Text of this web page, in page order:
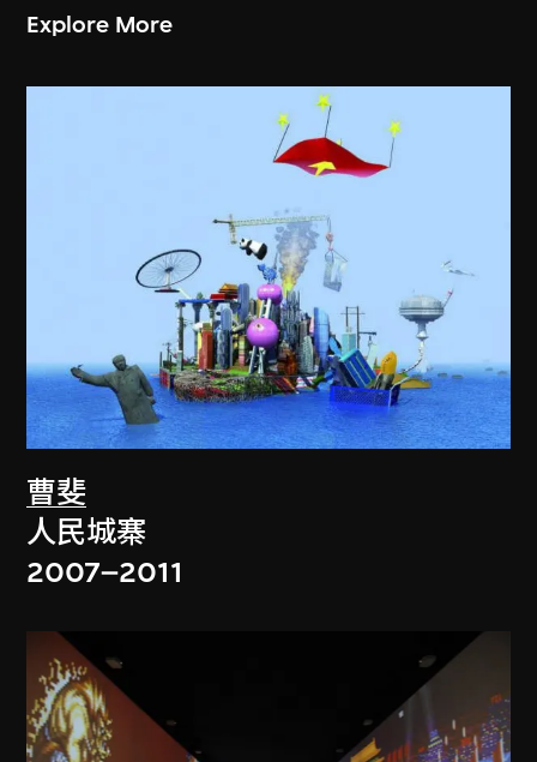
Explore More
曹斐
人民城寨
2007–2011